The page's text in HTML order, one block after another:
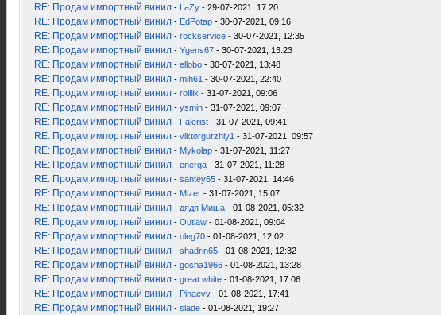
RE: Продам импортный винил - LaZy - 29-07-2021, 17:20
RE: Продам импортный винил - EdPotap - 30-07-2021, 09:16
RE: Продам импортный винил - rockservice - 30-07-2021, 12:35
RE: Продам импортный винил - Ygens67 - 30-07-2021, 13:23
RE: Продам импортный винил - ellobo - 30-07-2021, 13:48
RE: Продам импортный винил - mih61 - 30-07-2021, 22:40
RE: Продам импортный винил - rolllik - 31-07-2021, 09:06
RE: Продам импортный винил - ysmin - 31-07-2021, 09:07
RE: Продам импортный винил - Falerist - 31-07-2021, 09:41
RE: Продам импортный винил - viktorgurzhiy1 - 31-07-2021, 09:57
RE: Продам импортный винил - Mykolap - 31-07-2021, 11:27
RE: Продам импортный винил - energa - 31-07-2021, 11:28
RE: Продам импортный винил - santey65 - 31-07-2021, 14:46
RE: Продам импортный винил - Mizer - 31-07-2021, 15:07
RE: Продам импортный винил - дядя Миша - 01-08-2021, 05:32
RE: Продам импортный винил - Outlaw - 01-08-2021, 09:04
RE: Продам импортный винил - oleg70 - 01-08-2021, 12:02
RE: Продам импортный винил - shadrin65 - 01-08-2021, 12:32
RE: Продам импортный винил - gosha1966 - 01-08-2021, 13:28
RE: Продам импортный винил - great white - 01-08-2021, 17:06
RE: Продам импортный винил - Pinaevv - 01-08-2021, 17:41
RE: Продам импортный винил - slade - 01-08-2021, 19:27